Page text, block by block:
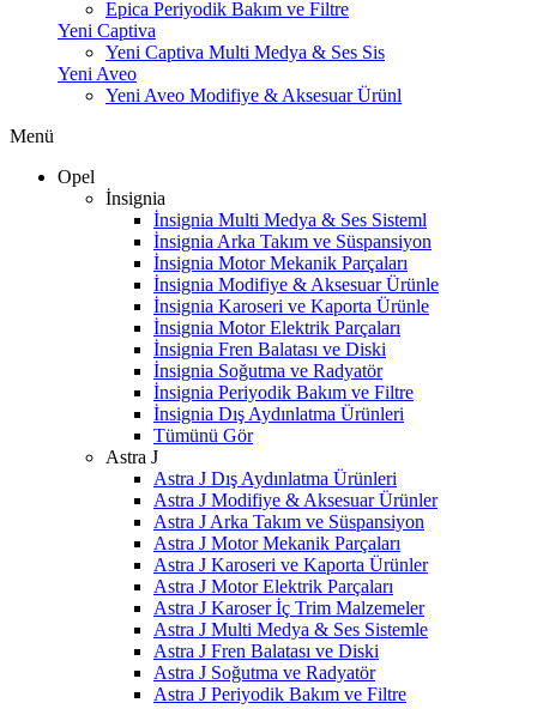
Epica Periyodik Bakım ve Filtre
Yeni Captiva
Yeni Captiva Multi Medya & Ses Sis
Yeni Aveo
Yeni Aveo Modifiye & Aksesuar Ürünl
Menü
Opel
İnsignia
İnsignia Multi Medya & Ses Sisteml
İnsignia Arka Takım ve Süspansiyon
İnsignia Motor Mekanik Parçaları
İnsignia Modifiye & Aksesuar Ürünle
İnsignia Karoseri ve Kaporta Ürünle
İnsignia Motor Elektrik Parçaları
İnsignia Fren Balatası ve Diski
İnsignia Soğutma ve Radyatör
İnsignia Periyodik Bakım ve Filtre
İnsignia Dış Aydınlatma Ürünleri
Tümünü Gör
Astra J
Astra J Dış Aydınlatma Ürünleri
Astra J Modifiye & Aksesuar Ürünler
Astra J Arka Takım ve Süspansiyon
Astra J Motor Mekanik Parçaları
Astra J Karoseri ve Kaporta Ürünler
Astra J Motor Elektrik Parçaları
Astra J Karoser İç Trim Malzemeler
Astra J Multi Medya & Ses Sistemle
Astra J Fren Balatası ve Diski
Astra J Soğutma ve Radyatör
Astra J Periyodik Bakım ve Filtre